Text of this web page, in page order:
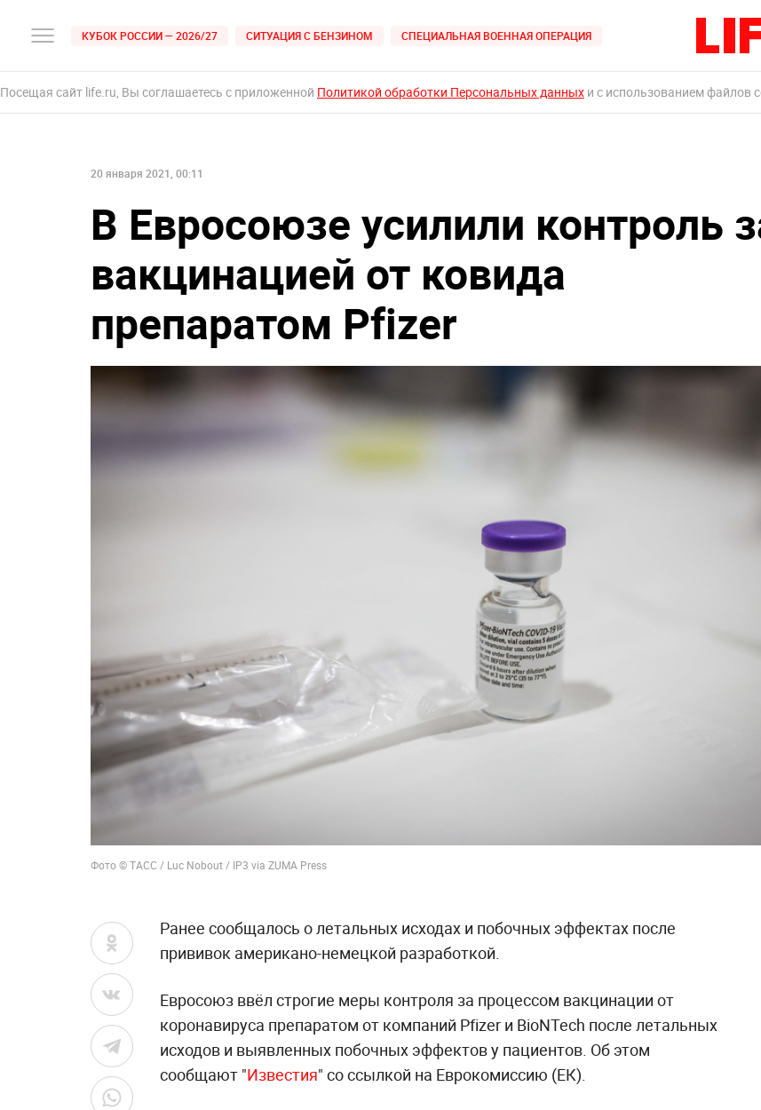
КУБОК РОССИИ — 2026/27 СИТУАЦИЯ С БЕНЗИНОМ СПЕЦИАЛЬНАЯ ВОЕННАЯ ОПЕРАЦИЯ
Посещая сайт life.ru, Вы соглашаетесь с приложенной Политикой обработки Персональных данных и с использованием файлов
20 января 2021, 00:11
В Евросоюзе усилили контроль
вакцинацией от ковида
препаратом Pfizer
Фото © ТАСС / Luc Nobout / IP3 via ZUMA Press
Ранее сообщалось о летальных исходах и побочных эффектах после
прививок американо-немецкой разработкой.
Евросоюз ввёл строгие меры контроля за процессом вакцинации от
коронавируса препаратом от компаний Pfizer и BioNTech после летальных
исходов и выявленных побочных эффектов у пациентов. Об этом
сообщают "Известия" со ссылкой на Еврокомиссию (ЕК).